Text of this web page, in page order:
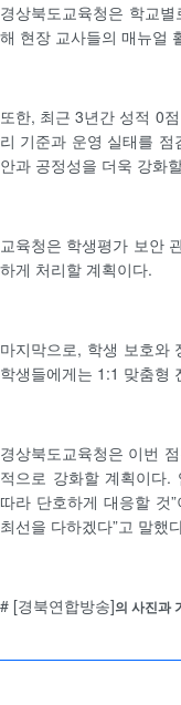
경상북도교육청은 학교
해 현장 교사들의 매뉴얼
또한, 최근 3년간 성적 0
리 기준과 운영 실태를
안과 공정성을 더욱 강화
교육청은 학생평가 보안
하게 처리할 계획이다.
마지막으로, 학생 보호와
학생들에게는 1:1 맞춤형
경상북도교육청은 이번
적으로 강화할 계획이다.
따라 단호하게 대응할 것
최선을 다하겠다”고 말했
# [경북연합방송]의 사진과